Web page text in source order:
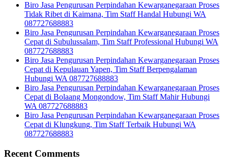
Biro Jasa Pengurusan Perpindahan Kewarganegaraan Proses
Tidak Ribet di Kaimana, Tim Staff Handal Hubungi WA
087727688883
Biro Jasa Pengurusan Perpindahan Kewarganegaraan Proses
Cepat di Subulussalam, Tim Staff Professional Hubungi WA
087727688883
Biro Jasa Pengurusan Perpindahan Kewarganegaraan Proses
Cepat di Kepulauan Yapen, Tim Staff Berpengalaman
Hubungi WA 087727688883
Biro Jasa Pengurusan Perpindahan Kewarganegaraan Proses
Cepat di Bolaang Mongondow, Tim Staff Mahir Hubungi
WA 087727688883
Biro Jasa Pengurusan Perpindahan Kewarganegaraan Proses
Cepat di Klungkung, Tim Staff Terbaik Hubungi WA
087727688883
Recent Comments